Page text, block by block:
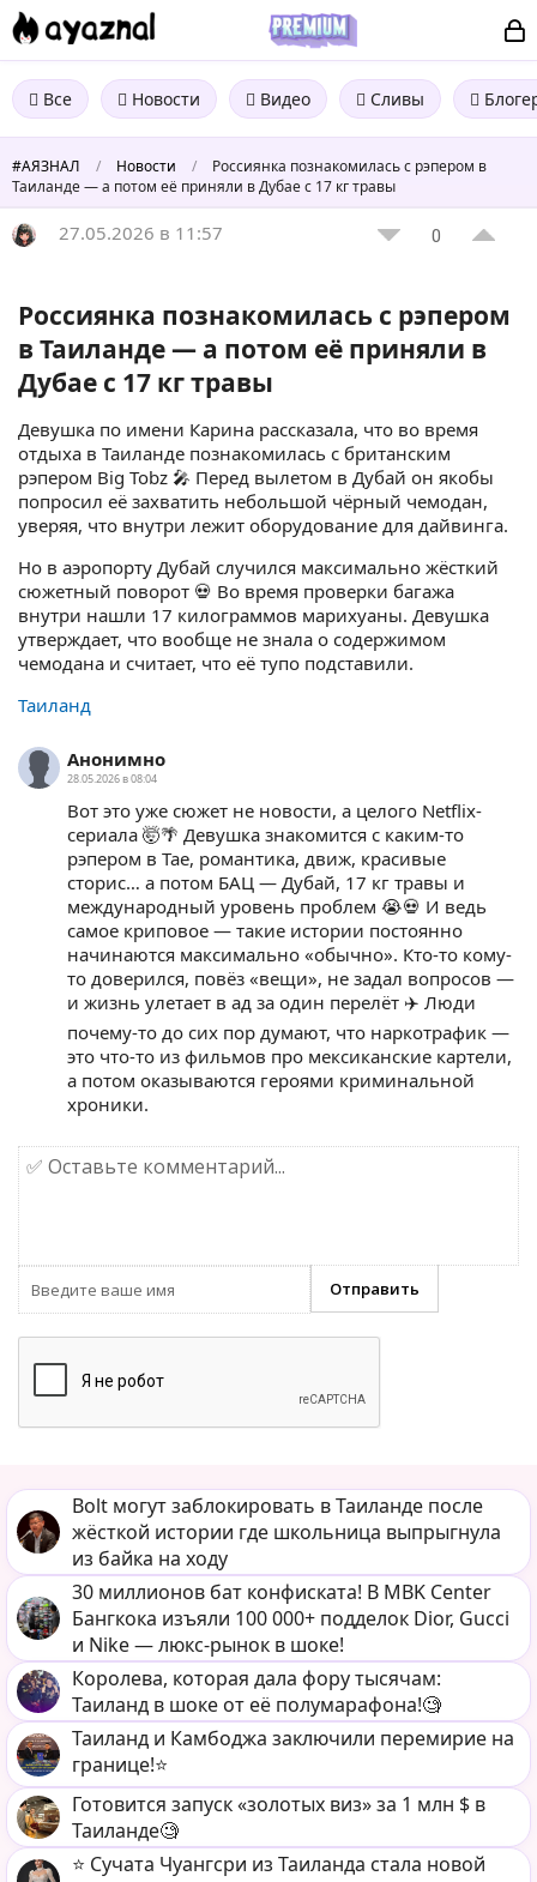
Все Новости Видео Сливы
#АЯЗНАЛ / Новости /
Россиянка познакомилась с рэпером в
Таиланде — а потом её приняли в Дубае с 17 кг травы
27.05.2026 в 11:57 0
Россиянка познакомилась с рэпером
в Таиланде — а потом её приняли в
Дубае с 17 кг травы
Девушка по имени Карина рассказала, что во время
отдыха в Таиланде познакомилась с британским
рэпером Big Tobz 🎤 Перед вылетом в Дубай он якобы
попросил её захватить небольшой чёрный чемодан,
уверяя, что внутри лежит оборудование для дайвинга.
Но в аэропорту Дубай случился максимально жёсткий
сюжетный поворот 💀 Во время проверки багажа
внутри нашли 17 килограммов марихуаны. Девушка
утверждает, что вообще не знала о содержимом
чемодана и считает, что её тупо подставили.
Таиланд
Анонимно
28.05.2026 в 08:04
Вот это уже сюжет не новости, а целого Netflix-
сериала 🤯🌴 Девушка знакомится с каким-то
рэпером в Тае, романтика, движ, красивые
сторис… а потом БАЦ — Дубай, 17 кг травы и
международный уровень проблем 😭💀 И ведь
самое криповое — такие истории постоянно
начинаются максимально «обычно». Кто-то кому-
то доверился, повёз «вещи», не задал вопросов —
и жизнь улетает в ад за один перелёт ✈️ Люди
почему-то до сих пор думают, что наркотрафик —
это что-то из фильмов про мексиканские картели,
а потом оказываются героями криминальной
хроники.
Bolt могут заблокировать в Таиланде после
жёсткой истории где школьница выпрыгнула
из байка на ходу
30 миллионов бат конфиската! В MBK Center
Бангкока изъяли 100 000+ подделок Dior, Gucci
и Nike — люкс-рынок в шоке!
Королева, которая дала фору тысячам:
Таиланд в шоке от её полумарафона!🧐
Таиланд и Камбоджа заключили перемирие на
границе!⭐️
Готовится запуск «золотых виз» за 1 млн $ в
Таиланде🧐
⭐️ Сучата Чуангсри из Таиланда стала новой